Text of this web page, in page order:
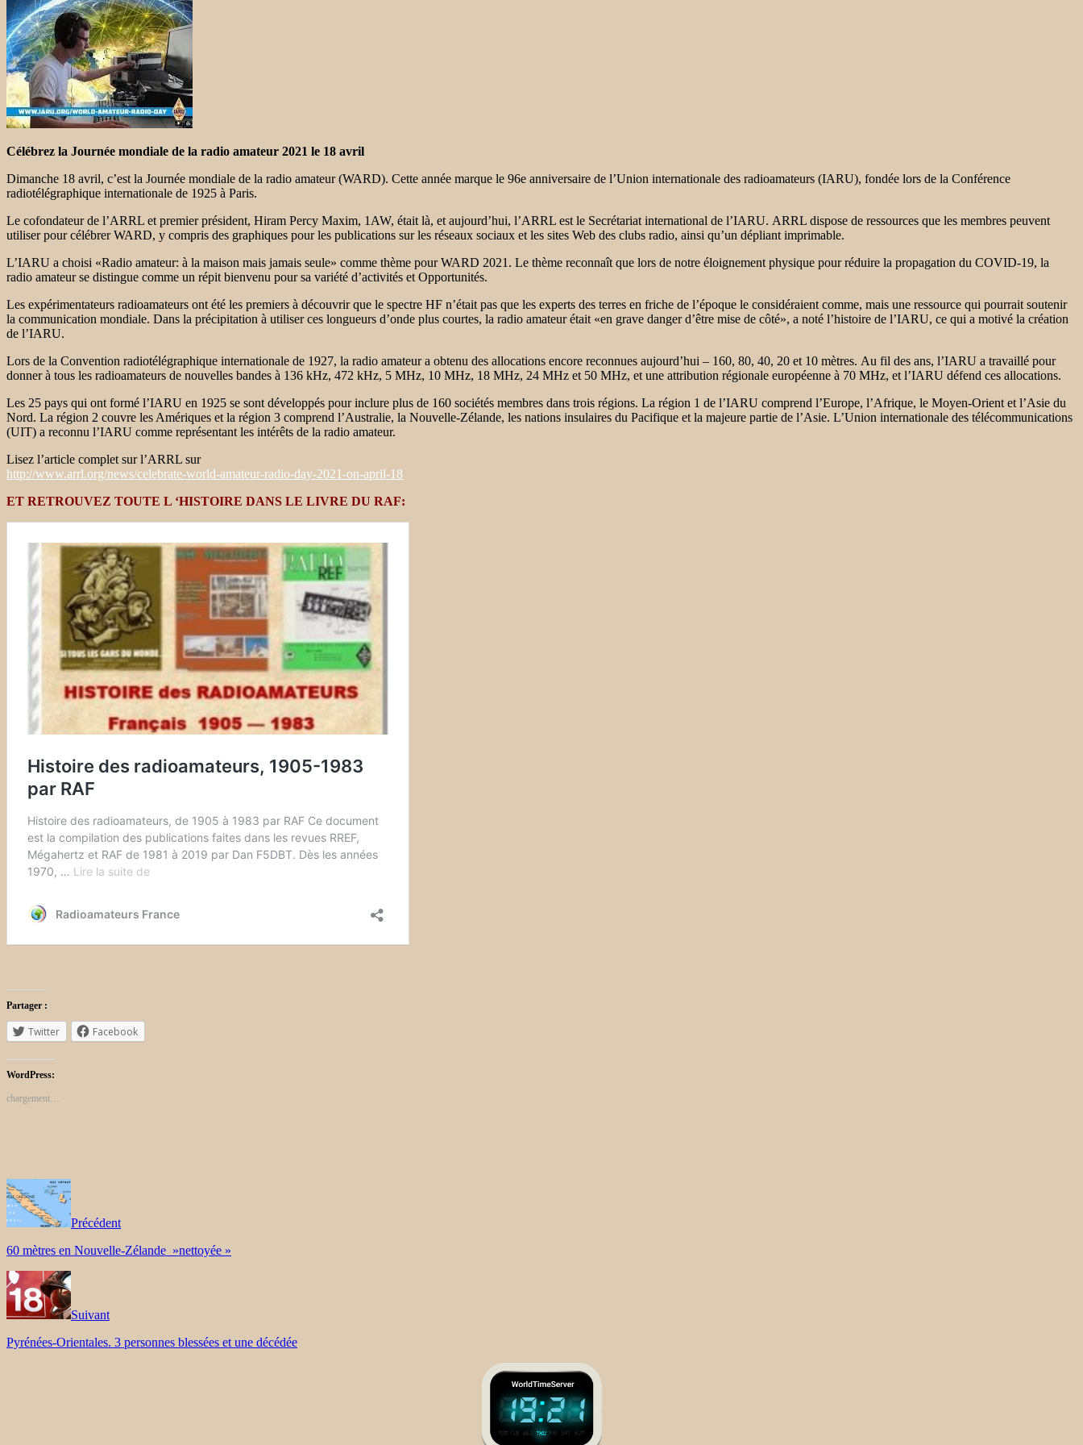
Célébrez la Journée mondiale de la radio amateur 2021 le 18 avril
Dimanche 18 avril, c’est la Journée mondiale de la radio amateur (WARD). Cette année marque le 96e anniversaire de l’Union internationale des radioamateurs (IARU), fondée lors de la Conférence
radiotélégraphique internationale de 1925 à Paris.
Le cofondateur de l’ARRL et premier président, Hiram Percy Maxim, 1AW, était là, et aujourd’hui, l’ARRL est le Secrétariat international de l’IARU. ARRL dispose de ressources que les membres peuvent
utiliser pour célébrer WARD, y compris des graphiques pour les publications sur les réseaux sociaux et les sites Web des clubs radio, ainsi qu’un dépliant imprimable.
L’IARU a choisi «Radio amateur: à la maison mais jamais seule» comme thème pour WARD 2021. Le thème reconnaît que lors de notre éloignement physique pour réduire la propagation du COVID-19, la
radio amateur se distingue comme un répit bienvenu pour sa variété d’activités et Opportunités.
Les expérimentateurs radioamateurs ont été les premiers à découvrir que le spectre HF n’était pas que les experts des terres en friche de l’époque le considéraient comme, mais une ressource qui pourrait soutenir
la communication mondiale. Dans la précipitation à utiliser ces longueurs d’onde plus courtes, la radio amateur était «en grave danger d’être mise de côté», a noté l’histoire de l’IARU, ce qui a motivé la création
de l’IARU.
Lors de la Convention radiotélégraphique internationale de 1927, la radio amateur a obtenu des allocations encore reconnues aujourd’hui – 160, 80, 40, 20 et 10 mètres. Au fil des ans, l’IARU a travaillé pour
donner à tous les radioamateurs de nouvelles bandes à 136 kHz, 472 kHz, 5 MHz, 10 MHz, 18 MHz, 24 MHz et 50 MHz, et une attribution régionale européenne à 70 MHz, et l’IARU défend ces allocations.
Les 25 pays qui ont formé l’IARU en 1925 se sont développés pour inclure plus de 160 sociétés membres dans trois régions. La région 1 de l’IARU comprend l’Europe, l’Afrique, le Moyen-Orient et l’Asie du
Nord. La région 2 couvre les Amériques et la région 3 comprend l’Australie, la Nouvelle-Zélande, les nations insulaires du Pacifique et la majeure partie de l’Asie. L’Union internationale des télécommunications
(UIT) a reconnu l’IARU comme représentant les intérêts de la radio amateur.
Lisez l’article complet sur l’ARRL sur
http://www.arrl.org/news/celebrate-world-amateur-radio-day-2021-on-april-18
ET RETROUVEZ TOUTE L ‘HISTOIRE DANS LE LIVRE DU RAF:
Partager :
Twitter Facebook
WordPress:
chargement…
Précédent
60 mètres en Nouvelle-Zélande »nettoyée »
Suivant
Pyrénées-Orientales. 3 personnes blessées et une décédée